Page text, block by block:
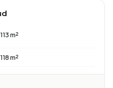
113 m²
118 m²